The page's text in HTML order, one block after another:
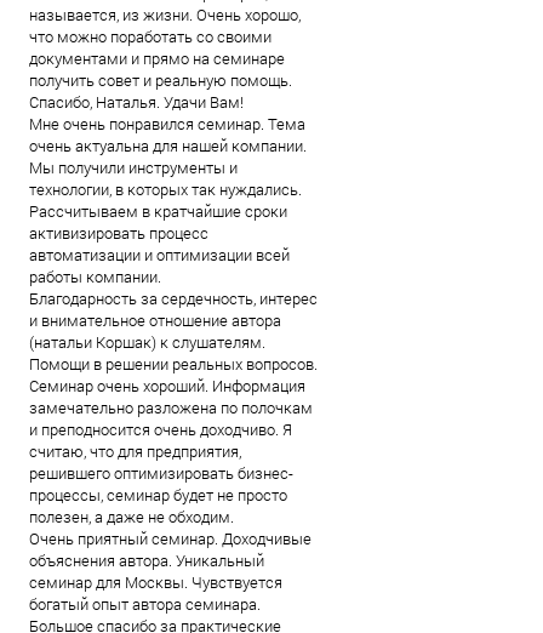
называется, из жизни. Очень хорошо,
что можно поработать со своими
документами и прямо на семинаре
получить совет и реальную помощь.
Спасибо, Наталья. Удачи Вам!
Мне очень понравился семинар. Тема
очень актуальна для нашей компании.
Мы получили инструменты и
технологии, в которых так нуждались.
Рассчитываем в кратчайшие сроки
активизировать процесс
автоматизации и оптимизации всей
работы компании.
Благодарность за сердечность, интерес
и внимательное отношение автора
(натальи Коршак) к слушателям.
Помощи в решении реальных вопросов.
Семинар очень хороший. Информация
замечательно разложена по полочкам
и преподносится очень доходчиво. Я
считаю, что для предприятия,
решившего оптимизировать бизнес-
процессы, семинар будет не просто
полезен, а даже не обходим.
Очень приятный семинар. Доходчивые
объяснения автора. Уникальный
семинар для Москвы. Чувствуется
богатый опыт автора семинара.
Большое спасибо за практические